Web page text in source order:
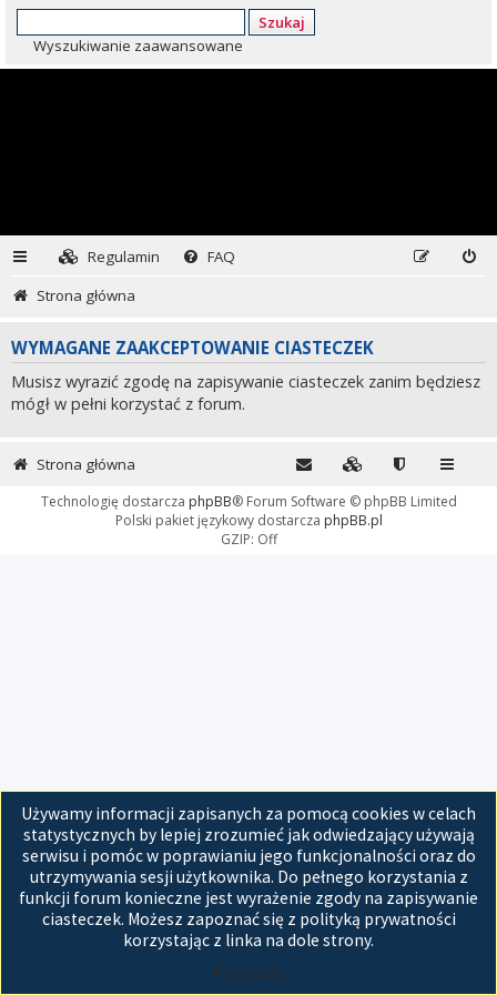
Szukaj
Wyszukiwanie zaawansowane
Regulamin
FAQ
Strona główna
WYMAGANE ZAAKCEPTOWANIE CIASTECZEK
Musisz wyrazić zgodę na zapisywanie ciasteczek zanim będziesz
mógł w pełni korzystać z forum.
Używamy informacji zapisanych za pomocą cookies w celach
statystycznych by lepiej zrozumieć jak odwiedzający używają
serwisu i pomóc w poprawianiu jego funkcjonalności oraz do
utrzymywania sesji użytkownika. Do pełnego korzystania z
funkcji forum konieczne jest wyrażenie zgody na zapisywanie
ciasteczek. Możesz zapoznać się z polityką prywatności
korzystając z linka na dole strony.
Akceptuję
Strona główna
Technologię dostarcza phpBB® Forum Software © phpBB Limited
Polski pakiet językowy dostarcza phpBB.pl
GZIP: Off